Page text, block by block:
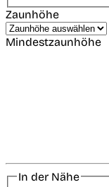
Zaunhöhe
Mindestzaunhöhe
In der Nähe